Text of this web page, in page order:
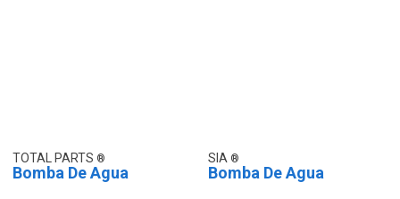
TOTAL PARTS
Bomba De Agua
SIA
Bomba De Agua